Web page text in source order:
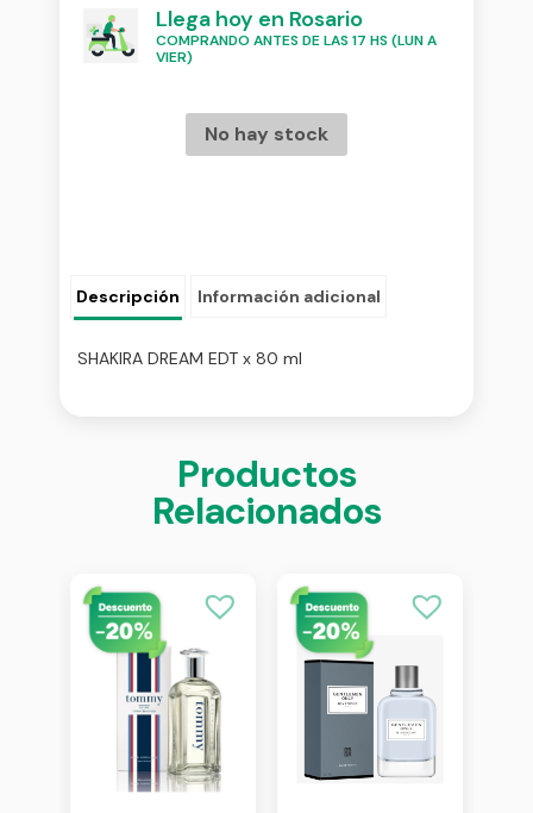
Llega hoy en Rosario
COMPRANDO ANTES DE LAS 17 HS (LUN A
VIER)
No hay stock
Descripción Información adicional
SHAKIRA DREAM EDT x 80 ml
Productos
Relacionados